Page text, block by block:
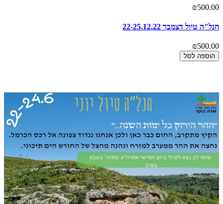
₪500.00
חנל"ה טיול דצמבר 22-25.12.22
₪500.00
הוספה לסל